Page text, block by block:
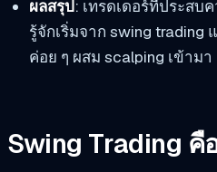
ผลสรุป: เทรดเดอร์ที่ประส
รู้จักเริ่มจาก swing trading
ค่อย ๆ ผสม scalping เข้ามา
Swing Trading คื